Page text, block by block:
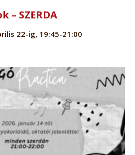
– SZERDA
22-ig, 19:45-21:00